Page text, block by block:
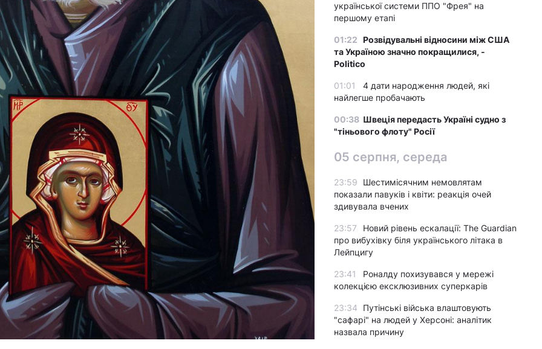
української системи ППО "Фрея" на
першому етапі
01:22 Розвідувальні відносини між США
та Україною значно покращилися, -
Politico
01:01
4 дати народження людей, які
найлегше пробачають
00:38 Швеція передасть Україні судно з
"тіньового флоту" Росії
05 серпня, середа
23:59
Шестимісячним немовлятам
показали павуків і квіти: реакція очей
здивувала вчених
23:57
Новий рівень ескалації: The Guardian
про вибухівку біля українського літака в
Лейпцигу
23:41
Роналду похизувався у мережі
колекцією ексклюзивних суперкарів
23:34
Путінські війська влаштовують
"сафарі" на людей у Херсоні: аналітик
назвала причину